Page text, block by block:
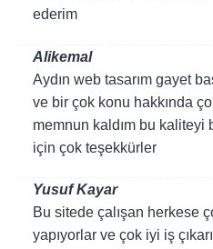
ederim
Alikemal
Aydın web tasarım gayet
ve bir çok konu hakkında
memnun kaldım bu
için çok teşekkürler
Yusuf Kayar
Bu sitede çalışan herkese
yapıyorlar ve çok iyi iş